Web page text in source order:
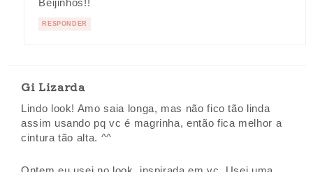
Beijinhos!!
RESPONDER
Gi Lizarda
Lindo look! Amo saia longa, mas não fico tão linda
assim usando pq vc é magrinha, então fica melhor a
cintura tão alta. ^^